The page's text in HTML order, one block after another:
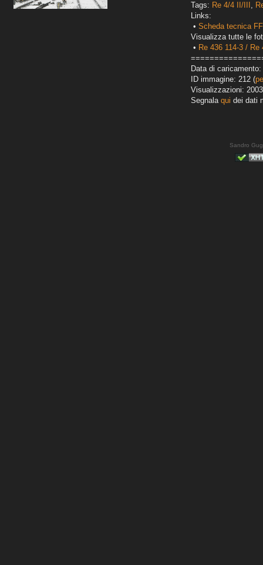
Tags: Re 4/4 II/III ,
Links:
• Scheda tecnica
Visualizza tutte le
• Re 436 114-3 / Re
Data di caricamento:
ID immagine: 212 (
Visualizzazioni: 2003
Segnala qui dei dati
Sandro